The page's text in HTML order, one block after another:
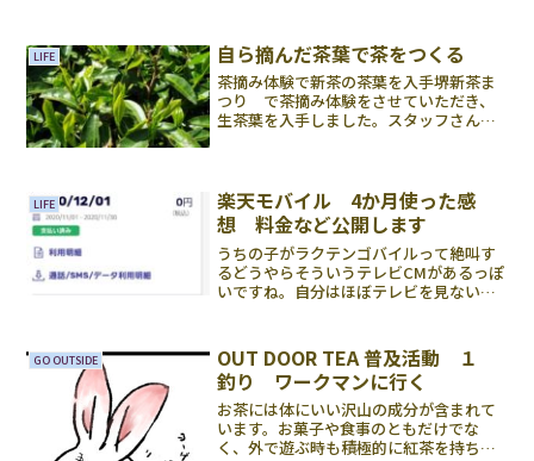
ています。ムーニーのおしりふきは比較
的1枚ずつわかれてでてく...
LIFE 自ら摘んだ茶葉で茶をつくる
茶摘み体験で新茶の茶葉を入手堺新茶ま
つり で茶摘み体験をさせていただき、
生茶葉を入手しました。スタッフさんの
と格好がいいが、実際にや...
LIFE
楽天モバイル 4か月使った感
想 料金など公開します
うちの子がラクテンゴバイルって絶叫す
るどうやらそういうテレビCMがあるっぽ
いですね。自分はほぼテレビを見ないの
ど…。自分について★携帯デビューから
auユーザー➡2019年...
GO OUTSIDE
OUT DOOR TEA 普及活動 １
釣り ワークマンに行く
お茶には体にいい沢山の成分が含まれて
います。お菓子や食事のともだけでな
く、外で遊ぶ時も積極的に紅茶を持ち歩